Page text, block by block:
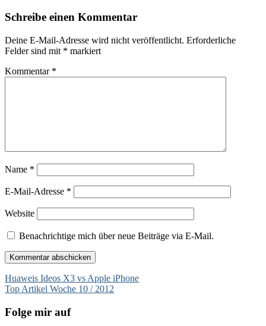
Schreibe einen Kommentar
Deine E-Mail-Adresse wird nicht veröffentlicht. Erforderliche
Felder sind mit * markiert
Kommentar *
Name *
E-Mail-Adresse *
Website
Benachrichtige mich über neue Beiträge via E-Mail.
Beitragsnavigation
Huaweis Ideos X3 vs Apple iPhone
Top Artikel Woche 10 / 2012
Folge mir auf